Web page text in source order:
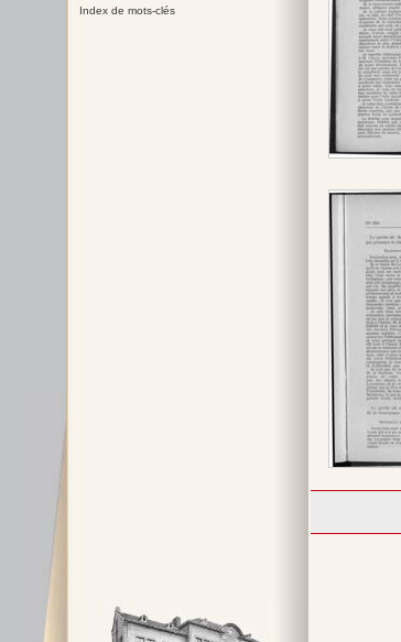
Index de mots-clés